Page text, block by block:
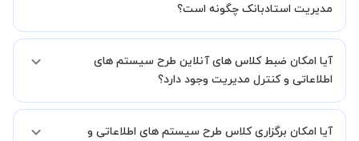
مدیریت استادبانک چگونه است؟
شما میدهیم که استاد شما پیش از جلسه تمامی موارد لازم برای برگزاری
یک کلاس آنلاین با کیفیت و مفید را به شما توضیح خواهند داد.
آیا امکان ضبط کلاس های آنلاین طرح سیستم های
اطلاعاتی و کنترل مدیریت وجود دارد؟
کنید.
آیا امکان برگزاری کلاس طرح سیستم های اطلاعاتی و